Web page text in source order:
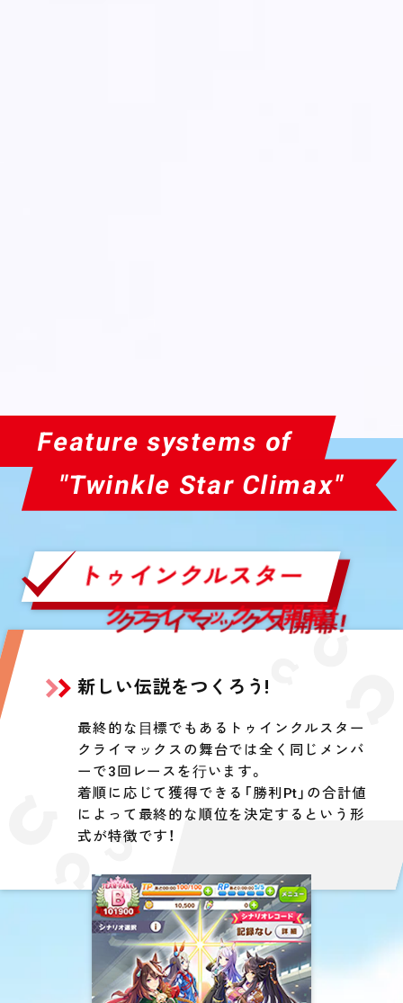
Feature systems of
"Twinkle Star Climax"
トゥインクルスター
クライマックス開幕!
新しい伝説をつくろう!
最終的な⽬標でもあるトゥインクルスター
クライマックスの舞台では全く同じメンバ
ーで3回レースを⾏います。
着順に応じて獲得できる「勝利Pt」の合計値
によって最終的な順位を決定するという形
式が特徴です！